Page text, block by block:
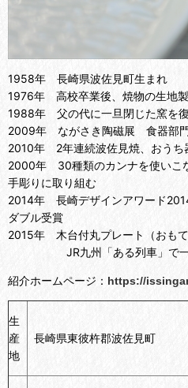
1958年 長崎県波佐見町生まれ
1976年 高校卒業後、焼物の生地
1988年 父の代に一旦閉じた窯を
2009年 ながさき陶磁展 食器部
2010年 2年連続波佐見焼、おうち
2000年 30種類のカンナを使いこ
手彫りに取り組む
2014年 長崎デザインアワード
ダブル受賞
2015年 木台付丸プレート（おも
JR九州「ある列車」で
紹介ホームページ： https://
生
産
地
長崎県東彼杵郡波佐見町